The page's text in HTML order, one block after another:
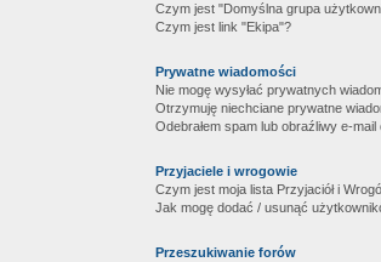
Czym jest "Domyślna grupa
Czym jest link "Ekipa"?
Prywatne wiadomości
Nie mogę wysyłać prywatnych
Otrzymuję niechciane prywatne
Odebrałem spam lub obraźliwy e-
Przyjaciele i wrogowie
Czym jest moja lista Przyjaciół i
Jak mogę dodać / usunąć
Przeszukiwanie forów